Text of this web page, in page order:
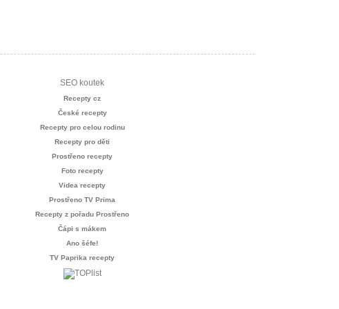
SEO koutek
Recepty cz
České recepty
Recepty pro celou rodinu
Recepty pro děti
Prostřeno recepty
Foto recepty
Videa recepty
Prostřeno TV Prima
Recepty z pořadu Prostřeno
Čápi s mákem
Ano šéfe!
TV Paprika recepty